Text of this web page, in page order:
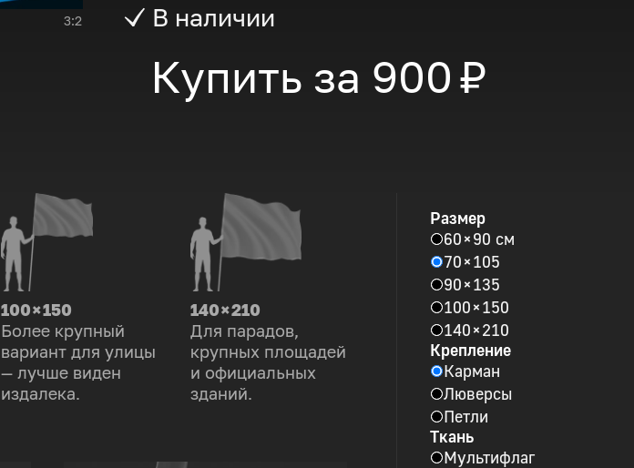
3:2 В наличии
Купить за 900 ₽
100 × 150
Более крупный
вариант для улицы
— лучше виден
издалека.
140 × 210
Для парадов,
крупных площадей
и официальных
зданий.
Размер
60 × 90 см
70 × 105
90 × 135
100 × 150
140 × 210
Крепление
Карман
Люверсы
Петли
Ткань
Мультифлаг